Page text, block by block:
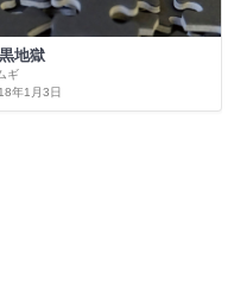
地獄
ギ
年1月3日